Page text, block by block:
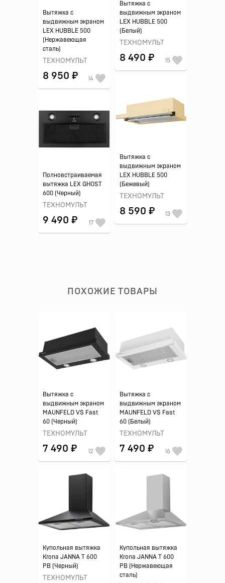
Вытяжка с
выдвижным экраном
LEX HUBBLE 500
(Белый)
ТЕХНОМУЛЬТ
8 490 ₽ 15
Вытяжка с
выдвижным экраном
LEX HUBBLE 500
(Нержавеющая
сталь)
ТЕХНОМУЛЬТ
8 950 ₽ 14
Вытяжка с
выдвижным экраном
LEX HUBBLE 500
(Бежевый)
ТЕХНОМУЛЬТ
8 590 ₽ 13
Полновстраиваемая
вытяжка LEX GHOST
600 (Черный)
ТЕХНОМУЛЬТ
9 490 ₽ 17
ПОХОЖИЕ ТОВАРЫ
Вытяжка с
выдвижным экраном
MAUNFELD VS Fast
60 (Черный)
ТЕХНОМУЛЬТ
7 490 ₽ 12
Вытяжка с
выдвижным экраном
MAUNFELD VS Fast
60 (Белый)
ТЕХНОМУЛЬТ
7 490 ₽ 16
Купольная вытяжка
Krona JANNA T 600
PB (Черный)
ТЕХНОМУЛЬТ
Купольная вытяжка
Krona JANNA T 600
PB (Нержавеющая
сталь)